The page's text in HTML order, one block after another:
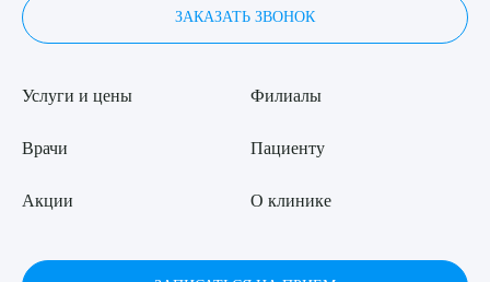
ЗАКАЗАТЬ ЗВОНОК
Услуги и цены
Врачи
Акции
Филиалы
Пациенту
О клинике